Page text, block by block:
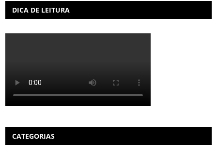
DICA DE LEITURA
CATEGORIAS